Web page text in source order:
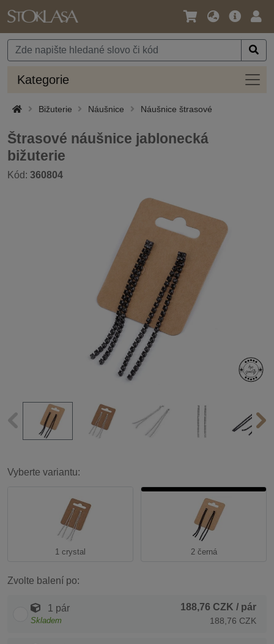
Jazyk
Měna
Hlavní
Kategorie
Bižuterie Náušnice Náušnice štrasové
Štrasové náušnice jablonecká
bižuterie
Kód: 360804
Vyberte variantu:
1 crystal 2 černá
Zvolte balení po:
1 pár
Skladem
188,76 CZK / pár
188,76 CZK